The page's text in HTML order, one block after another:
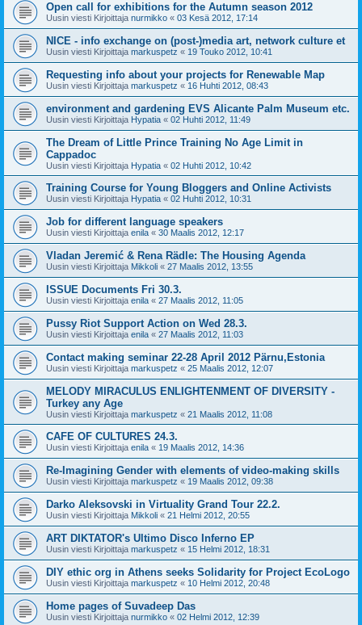
Open call for exhibitions for the Autumn season 2012
Uusin viesti Kirjoittaja nurmikko « 03 Kesä 2012, 17:14
NICE - info exchange on (post-)media art, network culture et
Uusin viesti Kirjoittaja markuspetz « 19 Touko 2012, 10:41
Requesting info about your projects for Renewable Map
Uusin viesti Kirjoittaja markuspetz « 16 Huhti 2012, 08:43
environment and gardening EVS Alicante Palm Museum etc.
Uusin viesti Kirjoittaja Hypatia « 02 Huhti 2012, 11:49
The Dream of Little Prince Training No Age Limit in
Cappadoc
Uusin viesti Kirjoittaja Hypatia « 02 Huhti 2012, 10:42
Training Course for Young Bloggers and Online Activists
Uusin viesti Kirjoittaja Hypatia « 02 Huhti 2012, 10:31
Job for different language speakers
Uusin viesti Kirjoittaja enila « 30 Maalis 2012, 12:17
Vladan Jeremić & Rena Rädle: The Housing Agenda
Uusin viesti Kirjoittaja Mikkoli « 27 Maalis 2012, 13:55
ISSUE Documents Fri 30.3.
Uusin viesti Kirjoittaja enila « 27 Maalis 2012, 11:05
Pussy Riot Support Action on Wed 28.3.
Uusin viesti Kirjoittaja enila « 27 Maalis 2012, 11:03
Contact making seminar 22-28 April 2012 Pärnu,Estonia
Uusin viesti Kirjoittaja markuspetz « 25 Maalis 2012, 12:07
MELODY MIRACULUS ENLIGHTENMENT OF DIVERSITY -
Turkey any Age
Uusin viesti Kirjoittaja markuspetz « 21 Maalis 2012, 11:08
CAFE OF CULTURES 24.3.
Uusin viesti Kirjoittaja enila « 19 Maalis 2012, 14:36
Re-Imagining Gender with elements of video-making skills
Uusin viesti Kirjoittaja markuspetz « 19 Maalis 2012, 09:38
Darko Aleksovski in Virtuality Grand Tour 22.2.
Uusin viesti Kirjoittaja Mikkoli « 21 Helmi 2012, 20:55
ART DIKTATOR's Ultimo Disco Inferno EP
Uusin viesti Kirjoittaja markuspetz « 15 Helmi 2012, 18:31
DIY ethic org in Athens seeks Solidarity for Project EcoLogo
Uusin viesti Kirjoittaja markuspetz « 10 Helmi 2012, 20:48
Home pages of Suvadeep Das
Uusin viesti Kirjoittaja nurmikko « 02 Helmi 2012, 12:39